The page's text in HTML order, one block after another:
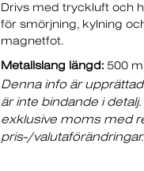
Drivs med tryckluft och
för smörjning, kylning
magnetfot.
Metallslang längd: 500
Denna info är
är inte bindande i
exklusive moms med
pris-/valutaförändringar.